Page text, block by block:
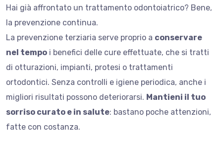
Hai già affrontato un trattamento odontoiatrico? Bene,
la prevenzione continua.
La prevenzione terziaria serve proprio a conservare
nel tempo i benefici delle cure effettuate, che si tratti
di otturazioni, impianti, protesi o trattamenti
ortodontici. Senza controlli e igiene periodica, anche i
migliori risultati possono deteriorarsi. Mantieni il tuo
sorriso curato e in salute: bastano poche attenzioni,
fatte con costanza.